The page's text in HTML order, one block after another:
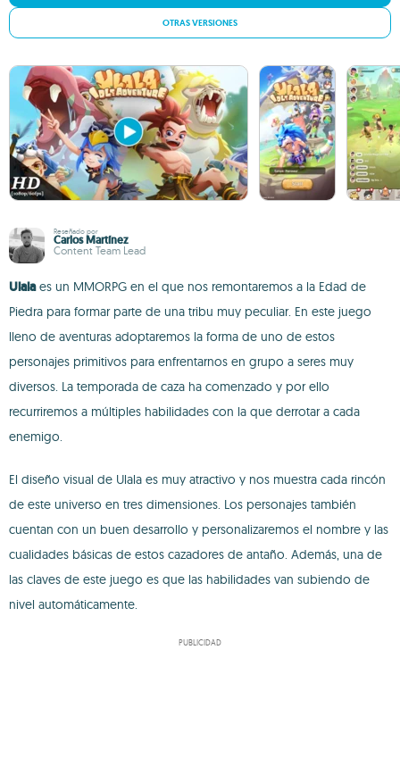
OTRAS VERSIONES
Reseñado por
Carlos Martínez
Content Team Lead
Ulalaes un MMORPG en el que nos remontaremos a la Edad de
Piedra para formar parte de una tribu muy peculiar. En este juego
lleno de aventuras adoptaremos la forma de uno de estos
personajes primitivos para enfrentarnos en grupo a seres muy
diversos. La temporada de caza ha comenzado y por ello
recurriremos a múltiples habilidades con la que derrotar a cada
enemigo.
El diseño visual de Ulala es muy atractivo y nos muestra cada rincón
de este universo en tres dimensiones. Los personajes también
cuentan con un buen desarrollo y personalizaremos el nombre y las
cualidades básicas de estos cazadores de antaño. Además, una de
las claves de este juego es que las habilidades van subiendo de
nivel automáticamente.
PUBLICIDAD